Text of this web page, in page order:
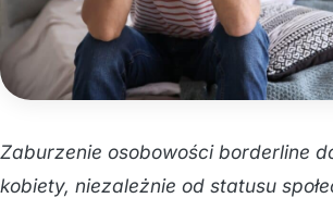
Zaburzenie osobowości borderline
kobiety, niezależnie od statusu